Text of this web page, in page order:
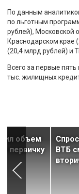
По данным
по льготным
рублей), Московской
Краснодарском крае
(20,4 млрд рублей) и
Всего за первые
тыс. жилищных
объем
первичку
ВТБ